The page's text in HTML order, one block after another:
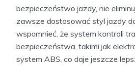
bezpieczeństwo jazdy, nie
zawsze dostosować styl jazdy
wspomnieć, że system kontroli
bezpieczeństwa, takimi jak
system ABS, co daje jeszcze